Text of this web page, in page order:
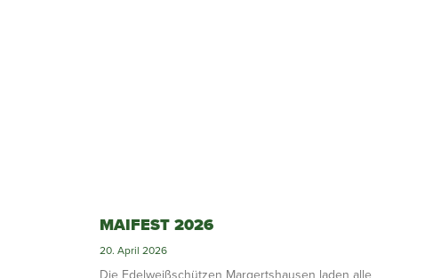
MAIFEST 2026
20. April 2026